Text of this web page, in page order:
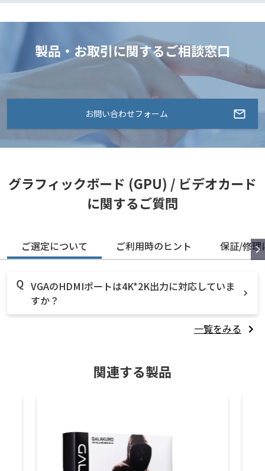
製品・お取引に関するご相談窓口
お問い合わせフォーム
グラフィックボード (GPU) / ビデオカード
に関するご質問
ご選定について ご利用時のヒント 保証/修理
VGAのHDMIポートは4K*2K出力に対応していま
すか？
一覧をみる
関連する製品